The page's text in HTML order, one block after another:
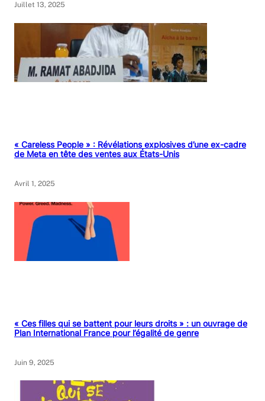
Juillet 13, 2025
« Careless People » : Révélations explosives d’une ex-cadre
de Meta en tête des ventes aux États-Unis
Avril 1, 2025
« Ces filles qui se battent pour leurs droits » : un ouvrage de
Plan International France pour l’égalité de genre
Juin 9, 2025